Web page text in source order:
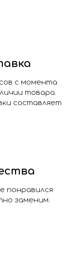
с момента
товара.
составляет
понравился
заменим.